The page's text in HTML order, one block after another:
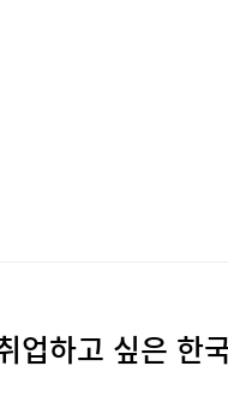
업하고 싶은 한